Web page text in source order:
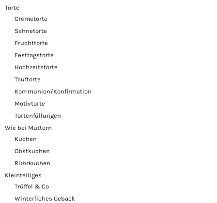
Torte
Cremetorte
Sahnetorte
Fruchttorte
Festtagstorte
Hochzeitstorte
Tauftorte
Kommunion/Konfirmation
Motivtorte
Tortenfüllungen
Wie bei Muttern
Kuchen
Obstkuchen
Rührkuchen
Kleinteiliges
Trüffel & Co
Winterliches Gebäck